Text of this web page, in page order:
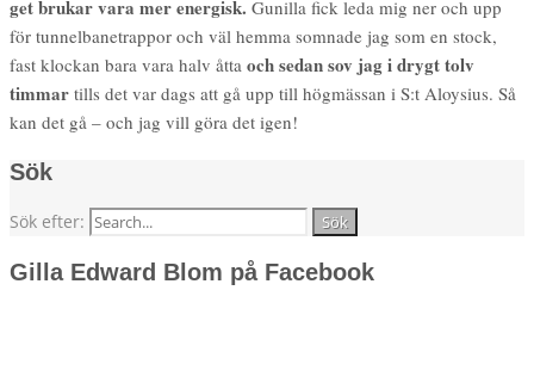
get brukar vara mer energisk. Gunilla fick leda mig ner och upp
för tunnelbanetrappor och väl hemma somnade jag som en stock,
fast klockan bara vara halv åtta och sedan sov jag i drygt tolv
timmar tills det var dags att gå upp till högmässan i S:t Aloysius. Så
kan det gå – och jag vill göra det igen!
Sök
Sök efter:
Gilla Edward Blom på Facebook